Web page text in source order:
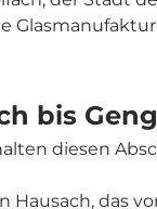
bis
diesen
Hausach, das